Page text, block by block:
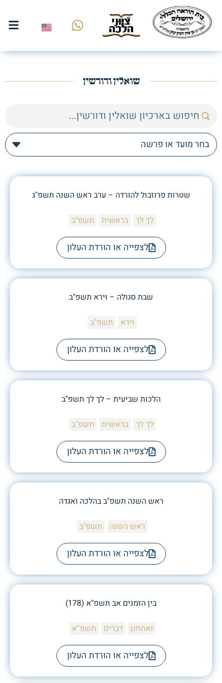
שואלין ודורשין
שטרות פרוזבול להורדה – ערב ראש השנה תשפ"ג
לך לך בראשית תשפ"ב
לצפייה או הורדת העלון
שבת סגולה – וירא תשפ"ב
וירא תשפ"ב
לצפייה או הורדת העלון
הלכות שביעית – לך לך תשפ"ב
לך לך בראשית תשפ"ב
לצפייה או הורדת העלון
ראש השנה תשפ"ב בהלכה ואגדה
ראש השנה תשפ"ב
לצפייה או הורדת העלון
בין הזמנים אב תשפ"א (178)
ואתחנן דברים תשפ''א
לצפייה או הורדת העלון